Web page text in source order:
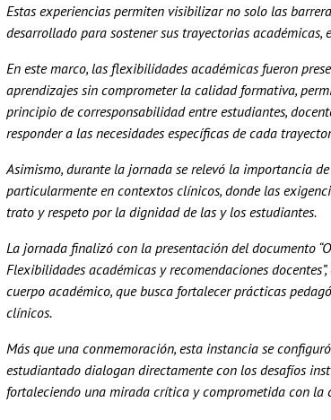
Estas experiencias permiten visibilizar no solo las
desarrollado para sostener sus trayectorias
En este marco, las flexibilidades académicas fueron
aprendizajes sin comprometer la calidad formativa,
principio de corresponsabilidad entre estudiantes,
responder a las necesidades específicas de cada
Asimismo, durante la jornada se relevó la importancia
particularmente en contextos clínicos, donde las
trato y respeto por la dignidad de las y los estudiantes.
La jornada finalizó con la presentación del documento
Flexibilidades académicas y recomendaciones
cuerpo académico, que busca fortalecer prácticas
clínicos.
Más que una conmemoración, esta instancia se
estudiantado dialogan directamente con los desafíos
fortaleciendo una mirada crítica y comprometida con la